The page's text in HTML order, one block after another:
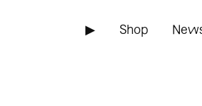
▶ Shop